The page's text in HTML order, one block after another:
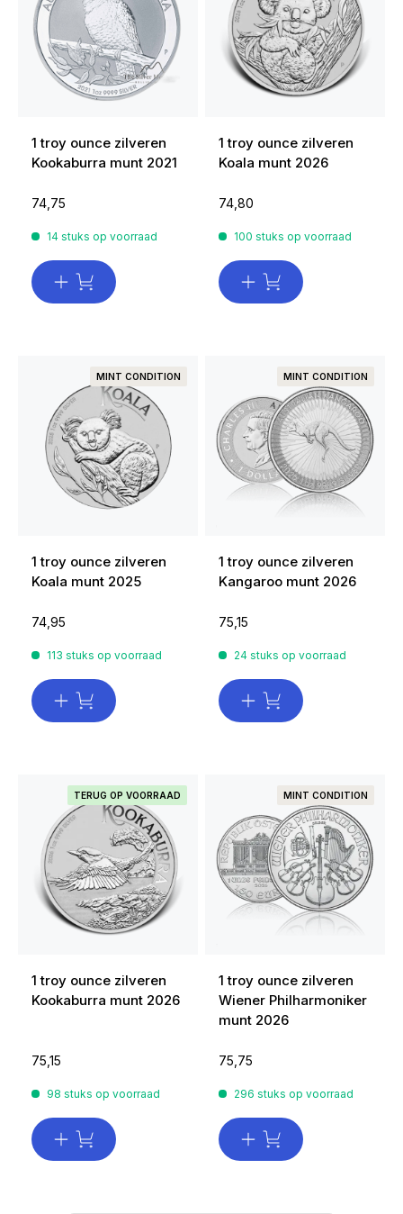
1 troy ounce zilveren
Kookaburra munt 2021
74,75
14 stuks op voorraad
1 troy ounce zilveren
Koala munt 2026
74,80
100 stuks op voorraad
MINT CONDITION
1 troy ounce zilveren
Koala munt 2025
74,95
113 stuks op voorraad
MINT CONDITION
1 troy ounce zilveren
Kangaroo munt 2026
75,15
24 stuks op voorraad
TERUG OP VOORRAAD
1 troy ounce zilveren
Kookaburra munt 2026
75,15
98 stuks op voorraad
MINT CONDITION
1 troy ounce zilveren
Wiener Philharmoniker
munt 2026
75,75
296 stuks op voorraad